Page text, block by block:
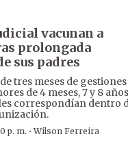
vacunan a
prolongada
sus padres
tres meses de
de 4 meses, 7 y 8
correspondían dentro
p. m. ·Wilson Ferreira